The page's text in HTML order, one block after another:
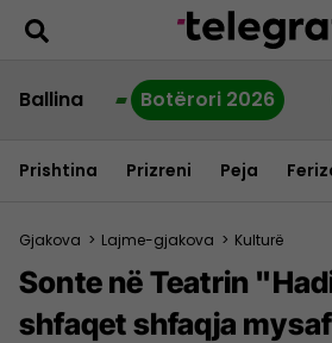
Ballina Botërori 2026
Prishtina Prizreni Peja
Gjakova > Lajme-gjakova > Kulturë
Sonte në Teatrin
shfaqet shfaqja